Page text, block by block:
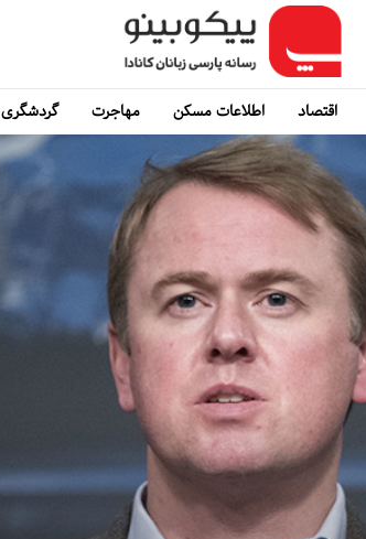
اقتصاد اطلاعات مسکن مهاجرت گردشگری